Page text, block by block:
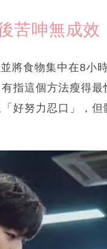
苦呻無成效
將食物集中在8小
指這個方法瘦得
好努力忍口」，